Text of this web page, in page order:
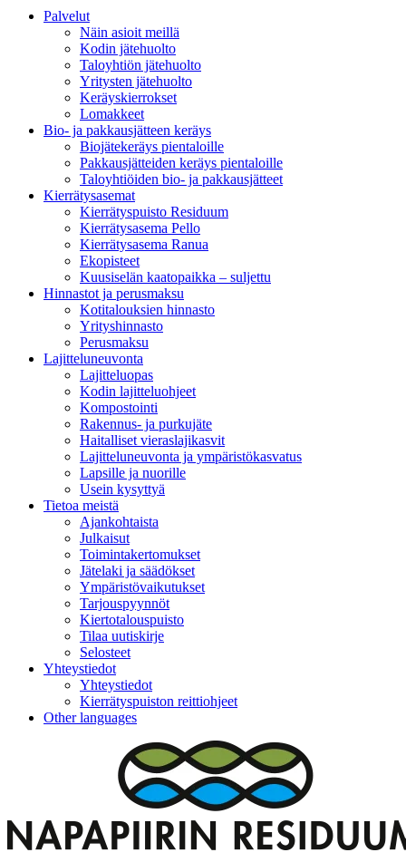
Palvelut
Näin asioit meillä
Kodin jätehuolto
Taloyhtiön jätehuolto
Yritysten jätehuolto
Keräyskierrokset
Lomakkeet
Bio- ja pakkausjätteen keräys
Biojätekeräys pientaloille
Pakkausjätteiden keräys pientaloille
Taloyhtiöiden bio- ja pakkausjätteet
Kierrätysasemat
Kierrätyspuisto Residuum
Kierrätysasema Pello
Kierrätysasema Ranua
Ekopisteet
Kuusiselän kaatopaikka – suljettu
Hinnastot ja perusmaksu
Kotitalouksien hinnasto
Yrityshinnasto
Perusmaksu
Lajitteluneuvonta
Lajitteluopas
Kodin lajitteluohjeet
Kompostointi
Rakennus- ja purkujäte
Haitalliset vieraslajikasvit
Lajitteluneuvonta ja ympäristökasvatus
Lapsille ja nuorille
Usein kysyttyä
Tietoa meistä
Ajankohtaista
Julkaisut
Toimintakertomukset
Jätelaki ja säädökset
Ympäristövaikutukset
Tarjouspyynnöt
Kiertotalouspuisto
Tilaa uutiskirje
Selosteet
Yhteystiedot
Yhteystiedot
Kierrätyspuiston reittiohjeet
Other languages